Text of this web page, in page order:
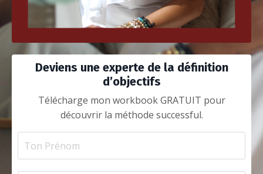
Deviens une experte de la définition
d’objectifs
Télécharge mon workbook GRATUIT pour
découvrir la méthode successful.